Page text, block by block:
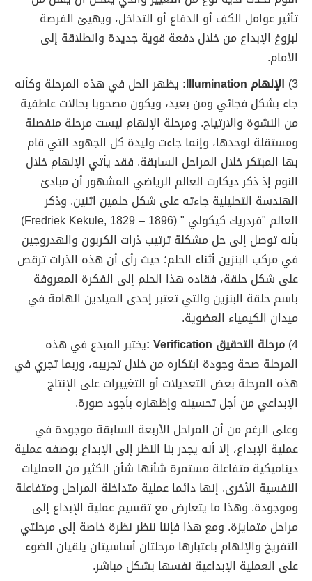
تأثير عوامل الكف أو الدفاع أو التداخل، ويهيئ الفرصة
لبزوغ الإبداع من خلال دفعة قوية جديدة وانطلاقة إلى
الأمام.
3) الإلهام Illumination:
يظهر الحل في هذه المرحلة وكأنه
جاء بشكل فجائي ومن بعيد، ويكون مصحوبا بحالات عاطفية
من النشوة والارتياح. ومرحلة الإلهام ليست مرحلة منفصلة
ومستقلة لوحدها، وإنما جاءت وليدة كل الجهود التي قام
بها المبتكر خلال المراحل السابقة. فقد يأتي الإلهام خلال
النوم إذ ذكر ديكارت العالم الرياضي المشهور أن مبادئ
الهندسة التحليلية جاءته على شكل حلمين اثنين. وذكر
العالم "فردريك كيكولي " (Fredriek Kekule, 1829 – 1896)
بأنه توصل إلى حل مشكلة ترتيب ذرات الكربون والهدروجين
في مركب البنزين أثناء الحلم؛ حيث رأى أن هذه الذرات ترقص
على شكل حلقة، فقاده هذا الحلم إلى الفكرة المعروفة
باسم حلقة البنزين والتي تعتبر إحدى الميادين الهامة في
ميدان الكيمياء العضوية.
4) مرحلة التحقيق Verification :
يختبر المبدع في هذه
المرحلة صحة وجودة ابتكاره من خلال تجريبه، وربما تجري في
هذه المرحلة بعض التعديلات أو التغييرات على الإنتاج
الإبداعي من أجل تحسينه وإظهاره بأجود صورة.
وعلى الرغم من أن المراحل الأربعة السابقة موجودة في
عملية الإبداع، إلا أنه يجدر بنا النظر إلى الإبداع بوصفه عملية
ديناميكية متفاعلة مستمرة شأنها شأن الكثير من العمليات
النفسية الأخرى. إنها دائما عملية متداخلة المراحل ومتفاعلة
وموجودة. وهذا ما يتعارض مع تقسيم عملية الإبداع إلى
مراحل متمايزة. ومع هذا فإننا ننظر نظرة خاصة إلى مرحلتي
التفريخ والإلهام باعتبارها مرحلتان أساسيتان يلقيان الضوء
على العملية الإبداعية نفسها بشكل مباشر.